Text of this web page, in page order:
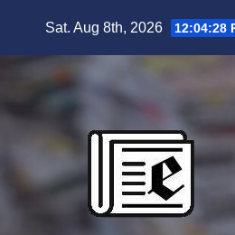
Sat. Aug 8th, 2026 12:04:30